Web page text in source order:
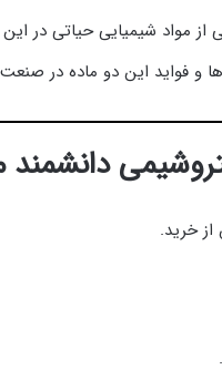
مواد شیمیایی حیاتی در این
و فواید این دو ماده در
دانشمند
خرید.